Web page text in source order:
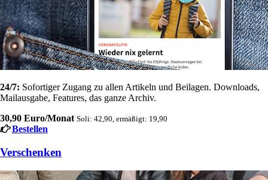
24/7: Sofortiger Zugang zu allen Artikeln und Beilagen. Downloads,
Mailausgabe, Features, das ganze Archiv.
30,90 Euro/Monat Soli: 42,90, ermäßigt: 19,90
Bestellen
Verschenken